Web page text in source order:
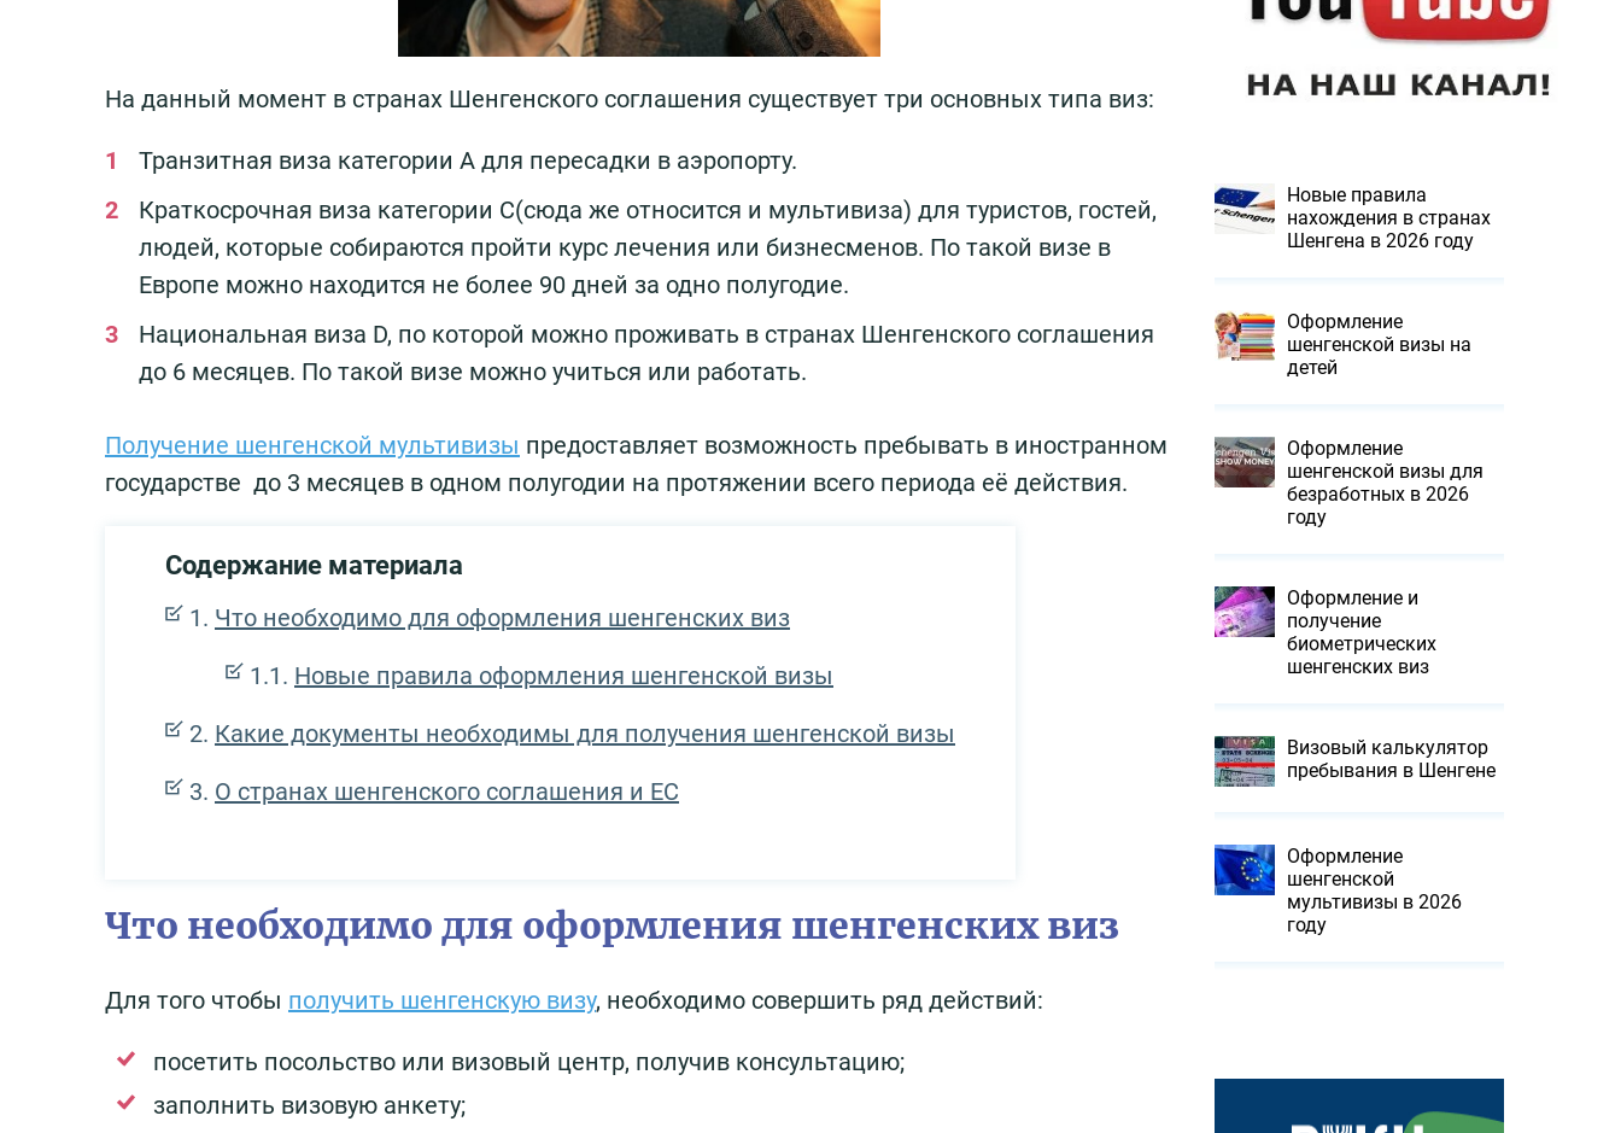
На данный момент в странах Шенгенского соглашения существует три основных типа виз:
Транзитная виза категории А для пересадки в аэропорту.
Краткосрочная виза категории С(сюда же относится и мультивиза) для туристов, гостей,
людей, которые собираются пройти курс лечения или бизнесменов. По такой визе в
Европе можно находится не более 90 дней за одно полугодие.
Национальная виза D, по которой можно проживать в странах Шенгенского соглашения
до 6 месяцев. По такой визе можно учиться или работать.
Получение шенгенской мультивизы предоставляет возможность пребывать в иностранном
государстве до 3 месяцев в одном полугодии на протяжении всего периода её действия.
Содержание материала
Что необходимо для оформления шенгенских виз
Новые правила оформления шенгенской визы
Какие документы необходимы для получения шенгенской визы
О странах шенгенского соглашения и ЕС
Что необходимо для оформления шенгенских виз
Для того чтобы получить шенгенскую визу, необходимо совершить ряд действий:
посетить посольство или визовый центр, получив консультацию;
заполнить визовую анкету;
Новые правила
нахождения в странах
Шенгена в 2026 году
Оформление
шенгенской визы на
детей
Оформление
шенгенской визы для
безработных в 2026
году
Оформление и
получение
биометрических
шенгенских виз
Визовый калькулятор
пребывания в Шенгене
Оформление
шенгенской
мультивизы в 2026
году